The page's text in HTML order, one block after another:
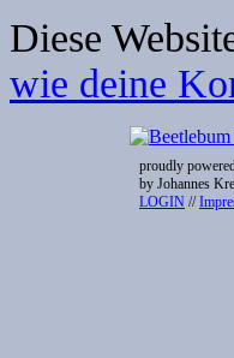
Diese
wie deine
proudly
by Johannes
LOGIN //